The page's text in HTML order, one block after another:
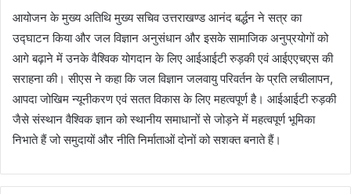
आयोजन के मुख्य अतिथि मुख्य सचिव उत्तराखण्ड आनंद बर्द्धन ने सत्र का
उद्घाटन किया और जल विज्ञान अनुसंधान और इसके सामाजिक अनुप्रयोगों को
आगे बढ़ाने में उनके वैश्विक योगदान के लिए आईआईटी रुड़की एवं आईएएचएस की
सराहना की। सीएस ने कहा कि जल विज्ञान जलवायु परिवर्तन के प्रति लचीलापन,
आपदा जोखिम न्यूनीकरण एवं सतत विकास के लिए महत्वपूर्ण है। आईआईटी रुड़की
जैसे संस्थान वैश्विक ज्ञान को स्थानीय समाधानों से जोड़ने में महत्वपूर्ण भूमिका
निभाते हैं जो समुदायों और नीति निर्माताओं दोनों को सशक्त बनाते हैं।